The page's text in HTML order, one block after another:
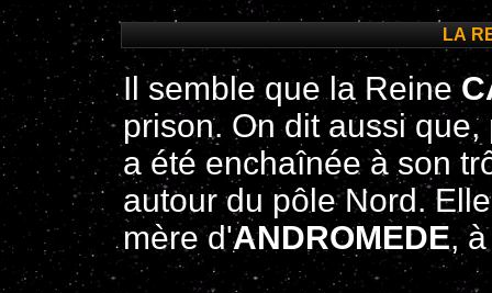
LA
Il semble que la Reine
prison. On dit aussi
a été enchaînée à son
autour du pôle Nord.
mère d'ANDROMEDE,